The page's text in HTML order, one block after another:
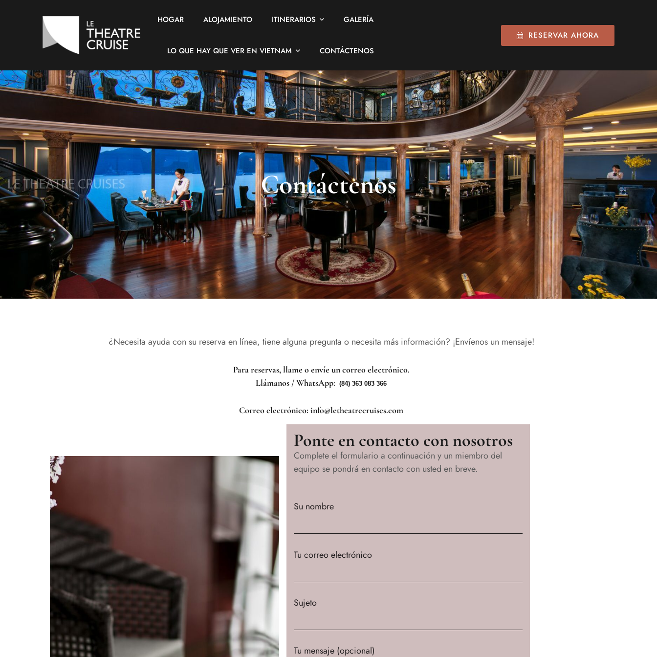
HOGAR ALOJAMIENTO ITINERARIOS GALERÍA
LO QUE HAY QUE VER EN VIETNAM CONTÁCTENOS
RESERVAR AHORA
Contáctenos
¿Necesita ayuda con su reserva en línea, tiene alguna pregunta o necesita más información? ¡Envíenos un mensaje!
Para reservas, llame o envíe un correo electrónico.
Llámanos / WhatsApp: (84) 363 083 366
Correo electrónico: info@letheatrecruises.com
Ponte en contacto con nosotros
Complete el formulario a continuación y un miembro del
equipo se pondrá en contacto con usted en breve.
Su nombre
Tu correo electrónico
Sujeto
Tu mensaje (opcional)